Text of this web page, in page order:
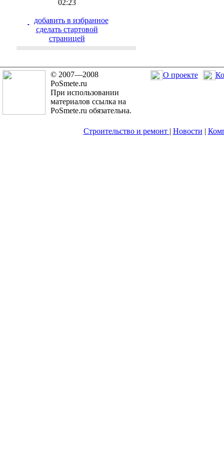
02:23
добавить в избранное
cделать стартовой
страницей
© 2007—2008
PoSmete.ru
При использовании
материалов ссылка на
PoSmete.ru обязательна.
О проекте
Строительство и ремонт | Новости |